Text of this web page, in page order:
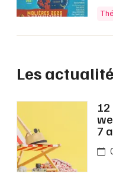
Les
7